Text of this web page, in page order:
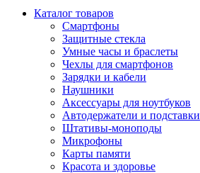
Каталог товаров
Смартфоны
Защитные стекла
Умные часы и браслеты
Чехлы для смартфонов
Зарядки и кабели
Наушники
Аксессуары для ноутбуков
Автодержатели и подставки
Штативы-моноподы
Микрофоны
Карты памяти
Красота и здоровье